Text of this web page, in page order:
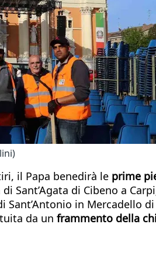
il Papa benedirà le prime
Sant’Agata di Cibeno a
in Mercadello
da un frammento della